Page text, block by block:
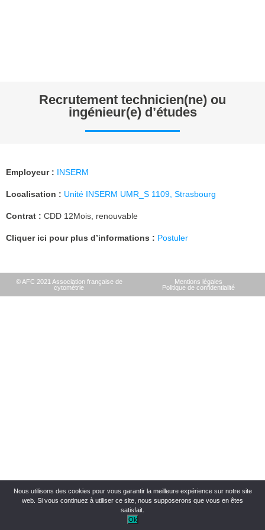
Recrutement technicien(ne) ou
ingénieur(e) d’études
Employeur : INSERM
Localisation : Unité INSERM UMR_S 1109, Strasbourg
Contrat : CDD 12Mois, renouvable
Cliquer ici pour plus d’informations : Postuler
© AFC 2021 Association française de
cytométrie
Mentions légales
Politique de confidentialité
Nous utilisons des cookies pour vous garantir la meilleure expérience sur notre site
web. Si vous continuez à utiliser ce site, nous supposerons que vous en êtes
satisfait.
Ok